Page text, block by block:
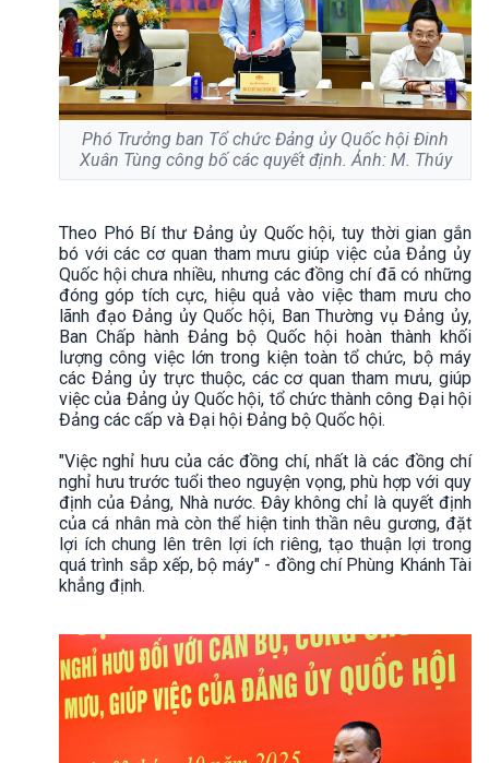
Phó Trưởng ban Tổ chức Đảng ủy Quốc hội Đinh
Xuân Tùng công bố các quyết định. Ảnh: M. Thúy
Theo Phó Bí thư Đảng ủy Quốc hội, tuy thời gian gắn
bó với các cơ quan tham mưu giúp việc của Đảng ủy
Quốc hội chưa nhiều, nhưng các đồng chí đã có những
đóng góp tích cực, hiệu quả vào việc tham mưu cho
lãnh đạo Đảng ủy Quốc hội, Ban Thường vụ Đảng ủy,
Ban Chấp hành Đảng bộ Quốc hội hoàn thành khối
lượng công việc lớn trong kiện toàn tổ chức, bộ máy
các Đảng ủy trực thuộc, các cơ quan tham mưu, giúp
việc của Đảng ủy Quốc hội, tổ chức thành công Đại hội
Đảng các cấp và Đại hội Đảng bộ Quốc hội.
"Việc nghỉ hưu của các đồng chí, nhất là các đồng chí
nghỉ hưu trước tuổi theo nguyện vọng, phù hợp với quy
định của Đảng, Nhà nước. Đây không chỉ là quyết định
của cá nhân mà còn thể hiện tinh thần nêu gương, đặt
lợi ích chung lên trên lợi ích riêng, tạo thuận lợi trong
quá trình sắp xếp, bộ máy" - đồng chí Phùng Khánh Tài
khẳng định.